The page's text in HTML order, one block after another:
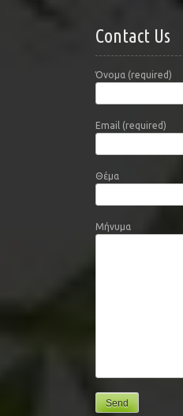
Contact Us
Όνομα (required)
Email (required)
Θέμα
Μήνυμα